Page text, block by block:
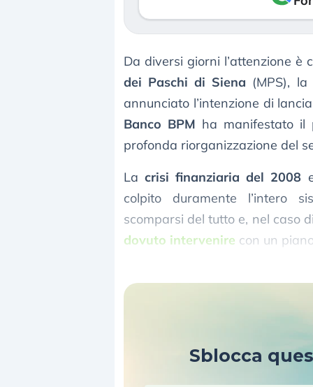
Da diversi giorni l’attenzione
dei Paschi di Siena (MPS),
annunciato l’intenzione di
Banco BPM ha manifestato il
profonda riorganizzazione del
Lacrisi finanziaria del 2008
colpito duramente l’intero
scomparsi del tutto e, nel caso
dovuto intervenire con un
Sblocca